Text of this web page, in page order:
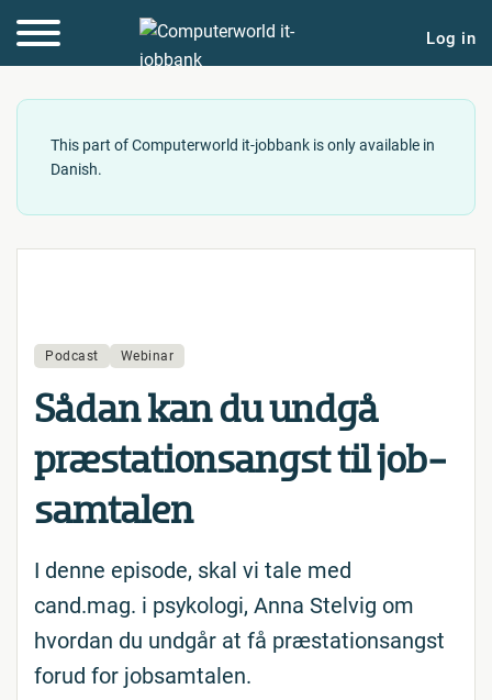
Log in
This part of Computerworld it-jobbank is only available in
Danish.
Podcast Webinar
Sådan kan du undgå
præ­sta­tions­angst til job­
sam­ta­len
I denne episode, skal vi tale med
cand.mag. i psykologi, Anna Stelvig om
hvordan du undgår at få præstationsangst
forud for jobsamtalen.